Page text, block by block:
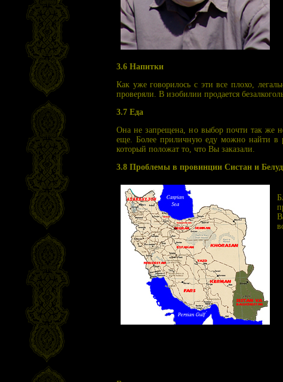
3.6 Напитки
Как уже говорилось с эти все плохо,
проверяли. В изобилии продается
3.7 Еда
Она не запрещена, но выбор почти так же
еще. Более приличную еду можно найти в
который положат то, что Вы заказали.
3.8 Проблемы в провинции Систан и